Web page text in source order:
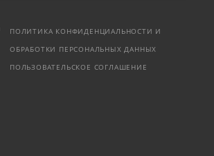
ПОЛИТИКА КОНФИДЕНЦИАЛЬНОСТИ И
ОБРАБОТКИ ПЕРСОНАЛЬНЫХ ДАННЫХ
ПОЛЬЗОВАТЕЛЬСКОЕ СОГЛАШЕНИЕ